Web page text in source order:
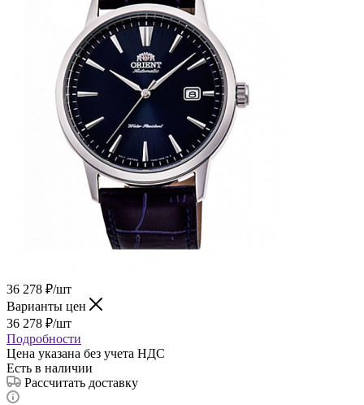
36 278 ₽/шт
Варианты цен
36 278 ₽/шт
Подробности
Цена указана без учета НДС
Есть в наличии
Рассчитать доставку